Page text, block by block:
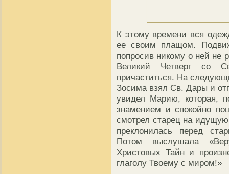
К этому времени вся
ее своим плащом.
попросив никому о ней не
Великий Четверг со
причаститься. На
Зосима взял Св. Дары и
увидел Марию, которая,
знамением и спокойно
смотрел старец на
преклонилась перед
Потом выслушала
Христовых Тайн и
глаголу Твоему с миром!»